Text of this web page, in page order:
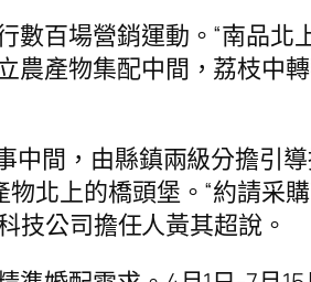
百場營銷運動。“南品北
產物集配中間，荔枝中
間，由縣鎮兩級分擔引
北上的橋頭堡。“約請采
技公司擔任人黃其超說。